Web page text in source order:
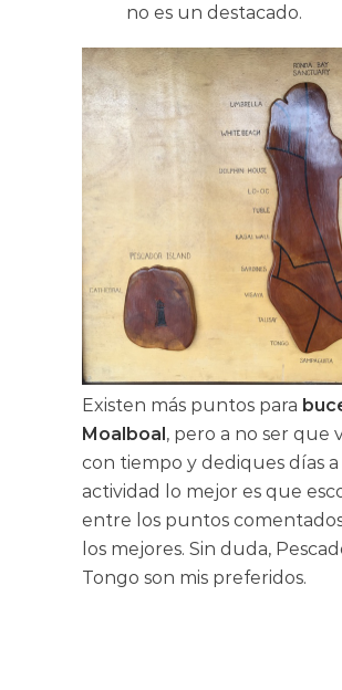
no es un destacado.
Existen más puntos para
Moalboal, pero a no ser que
con tiempo y dediques días a
actividad lo mejor es que
entre los puntos
los mejores. Sin duda,
Tongo son mis preferidos.